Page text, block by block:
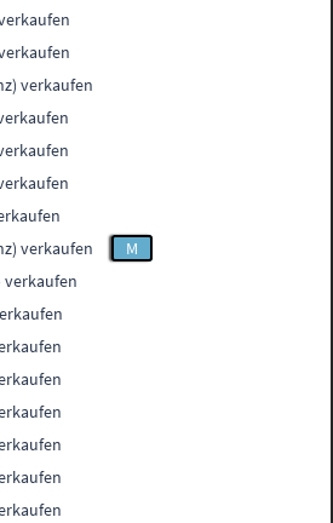
verkaufen
verkaufen
M
verkaufen